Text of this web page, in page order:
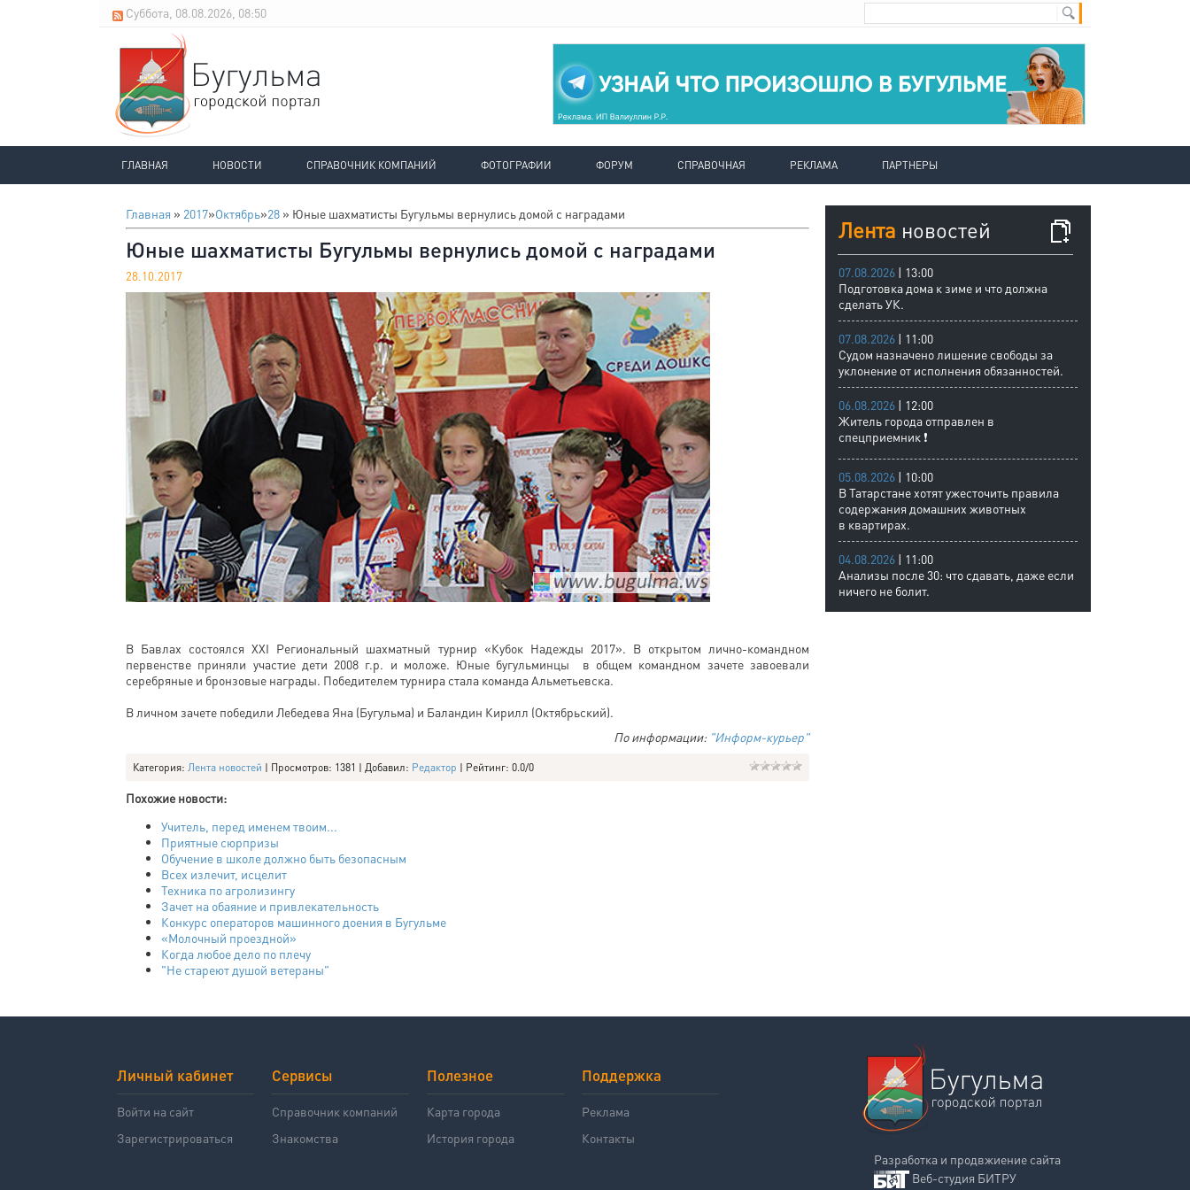
Суббота, 08.08.2026, 08:50
ГЛАВНАЯ НОВОСТИ СПРАВОЧНИК КОМПАНИЙ ФОТОГРАФИИ ФОРУМ СПРАВОЧНАЯ РЕКЛАМА ПАРТНЕРЫ
Главная » 2017»Октябрь»28 » Юные шахматисты Бугульмы вернулись домой с наградами
Юные шахматисты Бугульмы вернулись домой с наградами
28.10.2017
В Бавлах состоялся XXI Региональный шахматный турнир «Кубок Надежды 2017». В открытом лично-командном
первенстве приняли участие дети 2008 г.р. и моложе. Юные бугульминцы в общем командном зачете завоевали
серебряные и бронзовые награды. Победителем турнира стала команда Альметьевска.
В личном зачете победили Лебедева Яна (Бугульма) и Баландин Кирилл (Октябрьский).
По информации: "Информ-курьер"
Категория: Лента новостей | Просмотров: 1381 | Добавил: Редактор | Рейтинг: 0.0/0
Похожие новости:
Учитель, перед именем твоим...
Приятные сюрпризы
Обучение в школе должно быть безопасным
Всех излечит, исцелит
Техника по агролизингу
Зачет на обаяние и привлекательность
Конкурс операторов машинного доения в Бугульме
«Молочный проездной»
Когда любое дело по плечу
"Не стареют душой ветераны"
Лента новостей
07.08.2026 | 13:00
Подготовка дома к зиме и что должна
сделать УК.
07.08.2026 | 11:00
Судом назначено лишение свободы за
уклонение от исполнения обязанностей.
06.08.2026 | 12:00
Житель города отправлен в
спецприемник ❗
05.08.2026 | 10:00
В Татарстане хотят ужесточить правила
содержания домашних животных
в квартирах.
04.08.2026 | 11:00
Анализы после 30: что сдавать, даже если
ничего не болит.
Личный кабинет
Войти на сайт
Зарегистрироваться
Сервисы
Справочник компаний
Знакомства
Полезное
Карта города
История города
Поддержка
Реклама
Контакты
Разработка и продвжиение сайта
Веб-студия БИТРУ